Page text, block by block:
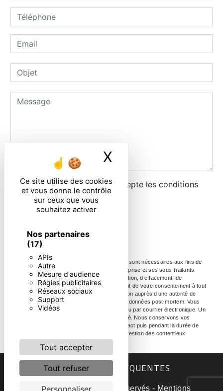
Ce site utilise des cookies
et vous donne le contrôle
sur ceux que vous
souhaitez activer
Nos partenaires
(17)
APIs
Autre
Mesure d'audience
Régies publicitaires
Réseaux sociaux
Support
Vidéos
Tout accepter
Tout refuser
Personnaliser
X
En cochant cette case, j'accepte les conditions
particulières ci-dessous **
** Les données personnelles communiquées sont nécessaires aux fins de
vous contacter. Elles sont destinées à l'entreprise et ses sous-traitants.
Vous disposez de droits d’accès, de rectification, d’effacement, de
portabilité, de limitation, d’opposition, de retrait de votre consentement à tout
moment et du droit d’introduire une réclamation auprès d’une autorité de
contrôle, ainsi que d’organiser le sort de vos données post-mortem. Vous
pouvez exercer ces droits par voie postale ou par courrier électronique. Un
justificatif d'identité pourra vous être demandé. Nous conservons vos
données pendant la période de prise de contact puis pendant la durée de
prescription légale aux fins probatoire et de gestion des contentieux.
RECHERCHES FRÉQUENTES
Vistalid- 2026 - Tous droits réservés - Mentions